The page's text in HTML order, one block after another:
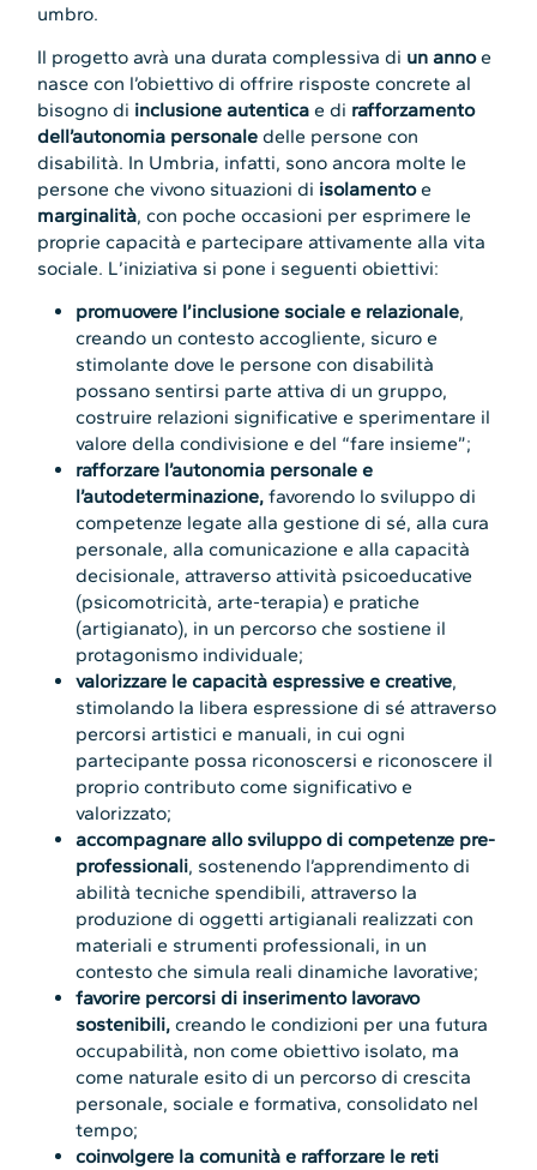
umbro.
Il progetto avrà una durata complessiva di un annoe
nasce con l’obiettivo di offrire risposte concrete al
bisogno di inclusione autentica e di rafforzamento
dell’autonomia personaledelle persone con
disabilità. In Umbria, infatti, sono ancora molte le
persone che vivono situazioni di isolamentoe
marginalità, con poche occasioni per esprimere le
proprie capacità e partecipare attivamente alla vita
sociale. L’iniziativa si pone i seguenti obiettivi:
promuovere l’inclusione sociale e relazionale,
creando un contesto accogliente, sicuro e
stimolante dove le persone con disabilità
possano sentirsi parte attiva di un gruppo,
costruire relazioni significative e sperimentare il
valore della condivisione e del “fare insieme”;
rafforzare l’autonomia personale e
l’autodeterminazione, favorendo lo sviluppo di
competenze legate alla gestione di sé, alla cura
personale, alla comunicazione e alla capacità
decisionale, attraverso attività psicoeducative
(psicomotricità, arte-terapia) e pratiche
(artigianato), in un percorso che sostiene il
protagonismo individuale;
valorizzare le capacità espressive e creative,
stimolando la libera espressione di sé attraverso
percorsi artistici e manuali, in cui ogni
partecipante possa riconoscersi e riconoscere il
proprio contributo come significativo e
valorizzato;
accompagnare allo sviluppo di competenze pre-
professionali, sostenendo l’apprendimento di
abilità tecniche spendibili, attraverso la
produzione di oggetti artigianali realizzati con
materiali e strumenti professionali, in un
contesto che simula reali dinamiche lavorative;
favorire percorsi di inserimento lavoravo
sostenibili, creando le condizioni per una futura
occupabilità, non come obiettivo isolato, ma
come naturale esito di un percorso di crescita
personale, sociale e formativa, consolidato nel
tempo;
coinvolgere la comunità e rafforzare le reti